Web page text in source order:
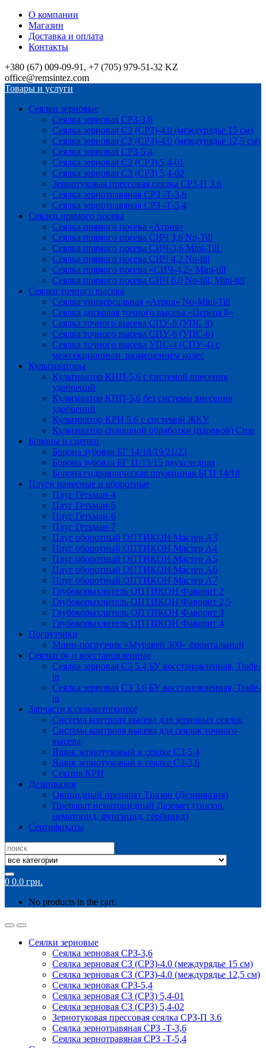
О компании
Магазин
Доставка и оплата
Контакты
+380 (67) 009-09-91, +7 (705) 979-51-32 KZ
office@remsintez.com
Товары и услуги
Сеялки зерновые
Сеялка зерновая СРЗ-3,6
Сеялка зерновая СЗ (СРЗ)-4.0 (междурядье 15 см)
Сеялка зерновая СЗ (СРЗ)-4.0 (междурядье 12,5 см)
Сеялка зерновая СРЗ-5,4
Сеялка зерновая СЗ (СРЗ) 5,4-01
Сеялка зерновая СЗ (СРЗ) 5,4-02
Зернотуковая прессовая сеялка СРЗ-П 3.6
Сеялка зернотравяная СРЗ -Т-3,6
Сеялка зернотравяная СРЗ -Т-5,4
Сеялки прямого посева
Сеялка прямого посева «Атрия»
Сеялка прямого посева СИЧ 3,6 No-Till
Сеялка прямого посева СИЧ-3,6 Mini-Till
Сеялка прямого посева СИЧ 4,2 No-till
Сеялка прямого посева «СИЧ-4,2» Mini-till
Сеялка прямого посева СИЧ 6.0 No-till, Mini-till
Сеялки точного высева
Сеялка универсальная «Атрия» No-Mini-Till
Сеялка дисковая точного высева «Церера 8»
Сеялка точного высева СПУ-8 (УПС 8)
Сеялка точного высева СПУ-6 (УПС-6)
Сеялка точного высева УПС-4 (СПУ-4) с
межсекционным размещением колес
Культиваторы
Культиватор КНП-5,6 с системой внесения
удобрений
Культиватор КНП-5,6 без системы внесения
удобрений
Культиватор КРН 5.6 с системой ЖКУ
Культиватор сплошной обработки (паровой) Crop
Бороны и сцепки
Борона зубовая БГ 14/18/19/21/23
Борона зубовая БГ 11/13/15 двухследная
Борона гидравлическая пружинная БГП 14/18
Плуги навесные и оборотные
Плуг Гетьман-4
Плуг Гетьман-5
Плуг Гетьман-6
Плуг Гетьман-7
Плуг оборотный ОПТИКОН Мастер А3
Плуг оборотный ОПТИКОН Мастер А4
Плуг оборотный ОПТИКОН Мастер А5
Плуг оборотный ОПТИКОН Мастер А6
Плуг оборотный ОПТИКОН Мастер А7
Глубокорыхлитель ОПТИКОН Фаворит 2
Глубокорыхлитель ОПТИКОН Фаворит 2,5
Глубокорыхлитель ОПТИКОН Фаворит 3
Глубокорыхлитель ОПТИКОН Фаворит 4
Погрузчики
Мини-погрузчик «Муравей 300» фронтальный
Сеялки бу и восстановленные
Сеялка зерновая СЗ 5.4 БУ восстановленная, Trade-
in
Сеялка зерновая СЗ 3.6 БУ восстановленная, Trade-
in
Запчасти к сельхозтехнике
Система контроля высева для зерновых сеялок
Система контроля высева для сеялок точного
высева
Ящик зернотуковый к сеялке СЗ-5,4
Ящик зернотуковый к сеялке СЗ-3,6
Секция КРН
Дезинвазия
Овицидный препарат Тиазон (Дезинвазия)
Препарат нематоцидный Дазомет (тиазон,
нематоцид, фунгицид, гербицид)
Сертификаты
Search
for:
0 0.0 грн.
No products in the cart.
Сеялки зерновые
Сеялка зерновая СРЗ-3,6
Сеялка зерновая СЗ (СРЗ)-4.0 (междурядье 15 см)
Сеялка зерновая СЗ (СРЗ)-4.0 (междурядье 12,5 см)
Сеялка зерновая СРЗ-5,4
Сеялка зерновая СЗ (СРЗ) 5,4-01
Сеялка зерновая СЗ (СРЗ) 5,4-02
Зернотуковая прессовая сеялка СРЗ-П 3.6
Сеялка зернотравяная СРЗ -Т-3,6
Сеялка зернотравяная СРЗ -Т-5,4